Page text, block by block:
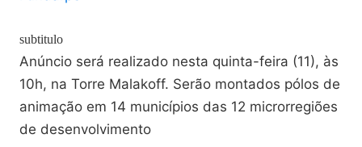
subtitulo
Anúncio será realizado nesta quinta-feira (11), às
10h, na Torre Malakoff. Serão montados pólos de
animação em 14 municípios das 12 microrregiões
de desenvolvimento